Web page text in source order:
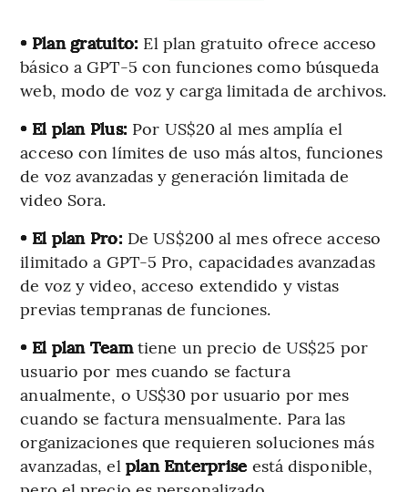
• Plan gratuito: El plan gratuito ofrece acceso
básico a GPT-5 con funciones como búsqueda
web, modo de voz y carga limitada de archivos.
• El plan Plus: Por US$20 al mes amplía el
acceso con límites de uso más altos, funciones
de voz avanzadas y generación limitada de
video Sora.
• El plan Pro: De US$200 al mes ofrece acceso
ilimitado a GPT-5 Pro, capacidades avanzadas
de voz y video, acceso extendido y vistas
previas tempranas de funciones.
• El plan Teamtiene un precio de US$25 por
usuario por mes cuando se factura
anualmente, o US$30 por usuario por mes
cuando se factura mensualmente. Para las
organizaciones que requieren soluciones más
avanzadas, el plan Enterprise está disponible,